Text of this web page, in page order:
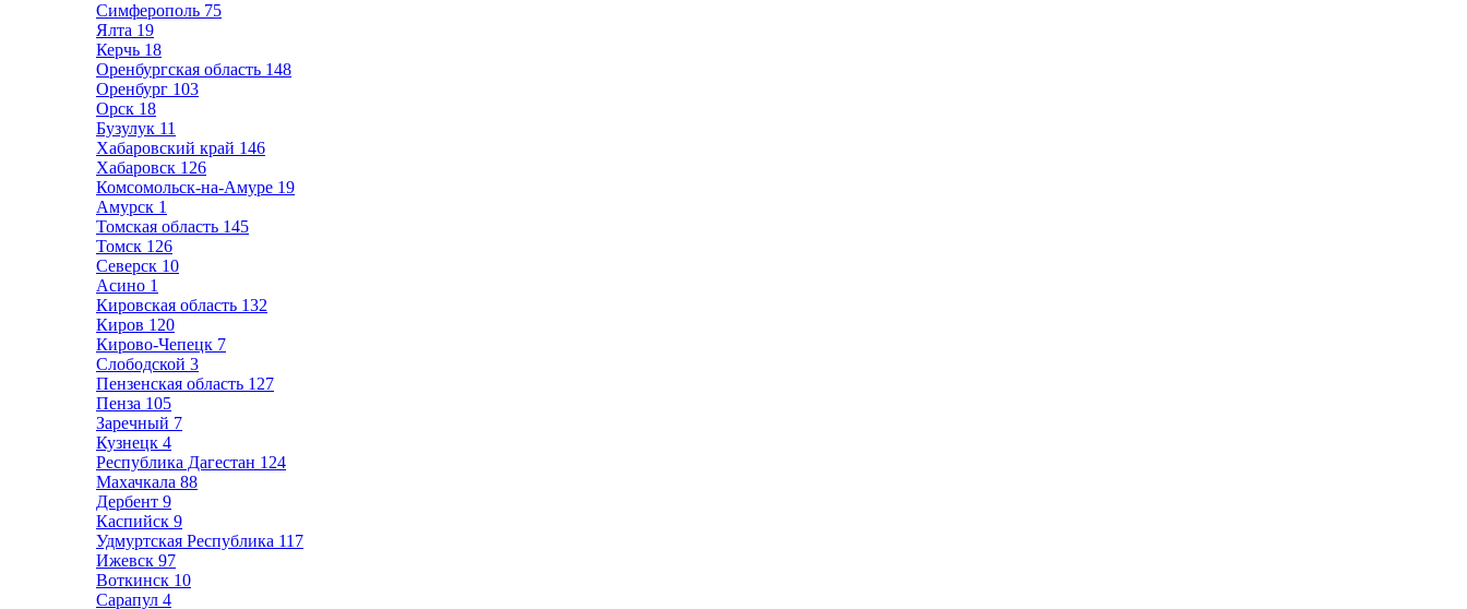
Симферополь 75
Ялта 19
Керчь 18
Оренбургская область 148
Оренбург 103
Орск 18
Бузулук 11
Хабаровский край 146
Хабаровск 126
Комсомольск-на-Амуре 19
Амурск 1
Томская область 145
Томск 126
Северск 10
Асино 1
Кировская область 132
Киров 120
Кирово-Чепецк 7
Слободской 3
Пензенская область 127
Пенза 105
Заречный 7
Кузнецк 4
Республика Дагестан 124
Махачкала 88
Дербент 9
Каспийск 9
Удмуртская Республика 117
Ижевск 97
Воткинск 10
Сарапул 4